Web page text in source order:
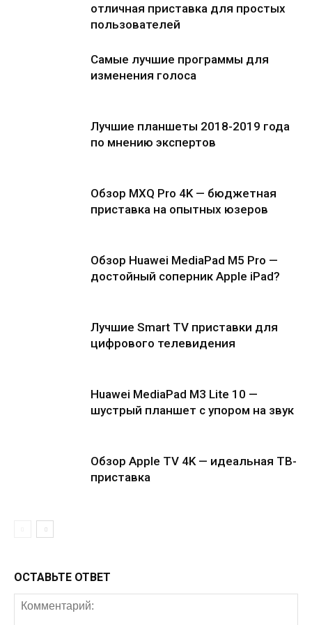
отличная приставка для простых
пользователей
Самые лучшие программы для
изменения голоса
Лучшие планшеты 2018-2019 года
по мнению экспертов
Обзор MXQ Pro 4K — бюджетная
приставка на опытных юзеров
Обзор Huawei MediaPad M5 Pro —
достойный соперник Apple iPad?
Лучшие Smart TV приставки для
цифрового телевидения
Huawei MediaPad M3 Lite 10 —
шустрый планшет с упором на звук
Обзор Apple TV 4K — идеальная ТВ-
приставка
ОСТАВЬТЕ ОТВЕТ